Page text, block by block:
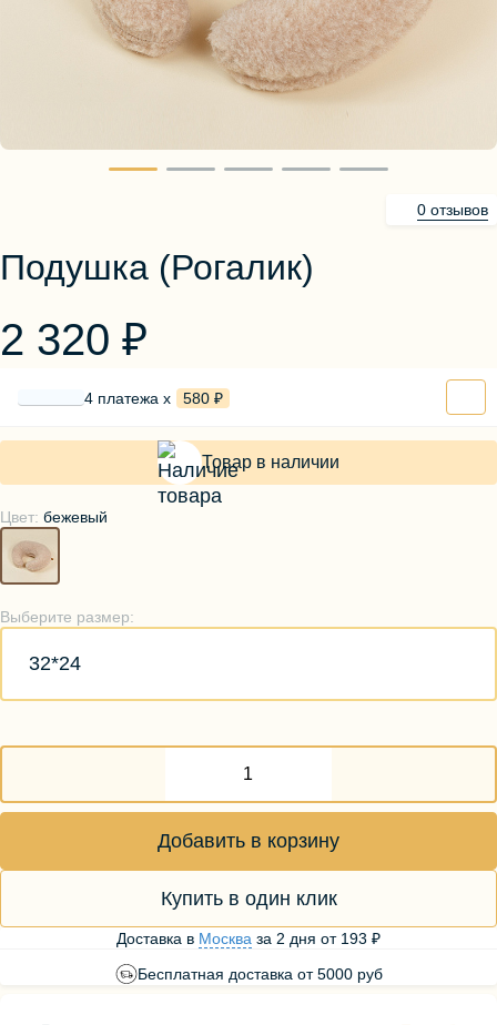
Блузы, толстовки
Пуловеры
Подушка (Рогалик)
0 отзывов
Цвет: бежевый
Выберите размер:
32*24
2 320 ₽
4 платежа х 580 ₽
Товар в наличии
Добавить в корзину
Купить в один клик
Доставка в Москва за 2 дня от 193 ₽
Бесплатная доставка от 5000 руб